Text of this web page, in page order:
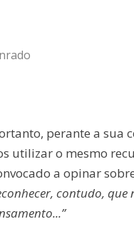
perante a sua
utilizar o mesmo
a opinar
contudo, que